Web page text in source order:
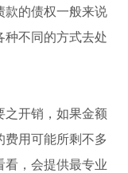
款的债权一般来说
种不同的方式去处
开销，如果金额
费用可能所剩不多
，会提供最专业